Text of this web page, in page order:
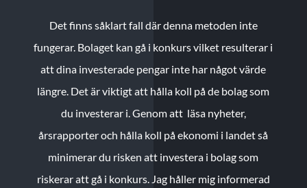
Det finns såklart fall där denna metoden inte
fungerar. Bolaget kan gå i konkurs vilket resulterar i
att dina investerade pengar inte har något värde
längre. Det är viktigt att hålla koll på de bolag som
du investerar i. Genom att läsa nyheter,
årsrapporter och hålla koll på ekonomi i landet så
minimerar du risken att investera i bolag som
riskerar att gå i konkurs. Jag håller mig informerad